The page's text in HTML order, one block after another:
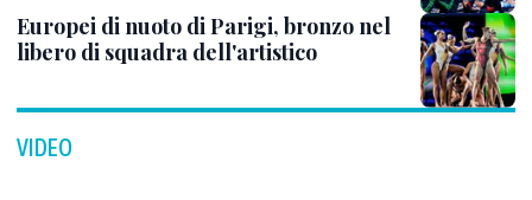
Europei di nuoto di Parigi, bronzo nel
libero di squadra dell'artistico
VIDEO